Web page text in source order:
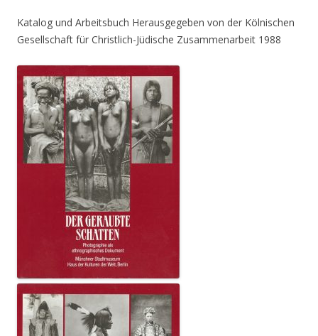
Katalog und Arbeitsbuch Herausgegeben von der Kölnischen
Gesellschaft für Christlich-Jüdische Zusammenarbeit 1988